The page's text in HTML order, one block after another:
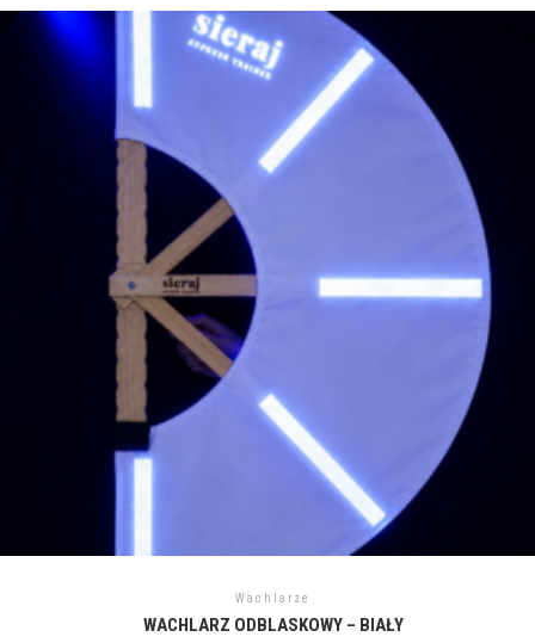
Wachlarze
WACHLARZ ODBLASKOWY – BIAŁY